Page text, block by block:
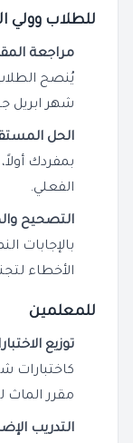
للطلاب وولي
مراجعة
شهر ابريل
الحل
بمفردك
الفعلي.
التصحيح
بالإجابات
الأخطاء
للمعلمين
توزيع
كاختبارات
مقرر الماث
التدريب